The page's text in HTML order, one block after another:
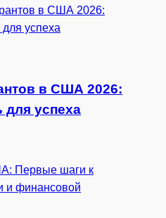
в США 2026:
для успеха